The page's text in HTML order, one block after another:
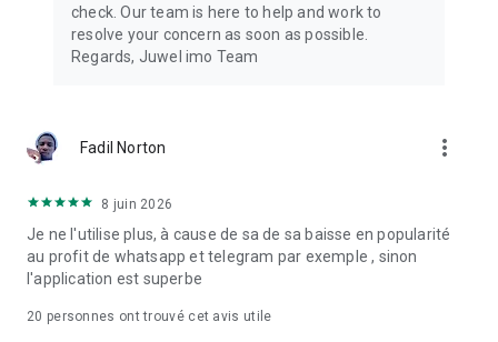
check. Our team is here to help and work to
resolve your concern as soon as possible.
Regards, Juwel imo Team
Fadil Norton more_vert
8 juin 2026
Je ne l'utilise plus, à cause de sa de sa baisse en popularité
au profit de whatsapp et telegram par exemple , sinon
l'application est superbe
20 personnes ont trouvé cet avis utile